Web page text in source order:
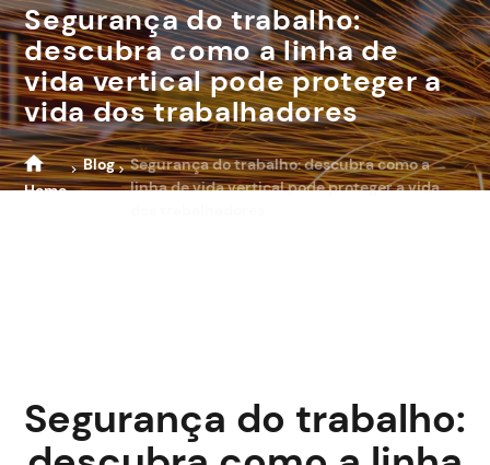
Segurança do trabalho:
descubra como a linha de
vida vertical pode proteger a
vida dos trabalhadores
Home
Blog
Segurança do trabalho: descubra como a
linha de vida vertical pode proteger a vida
Segurança do trabalho: